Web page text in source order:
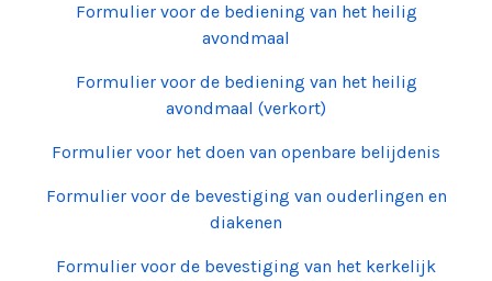
Formulier voor de bediening van het heilig
avondmaal
Formulier voor de bediening van het heilig
avondmaal (verkort)
Formulier voor het doen van openbare belijdenis
Formulier voor de bevestiging van ouderlingen en
diakenen
Formulier voor de bevestiging van het kerkelijk